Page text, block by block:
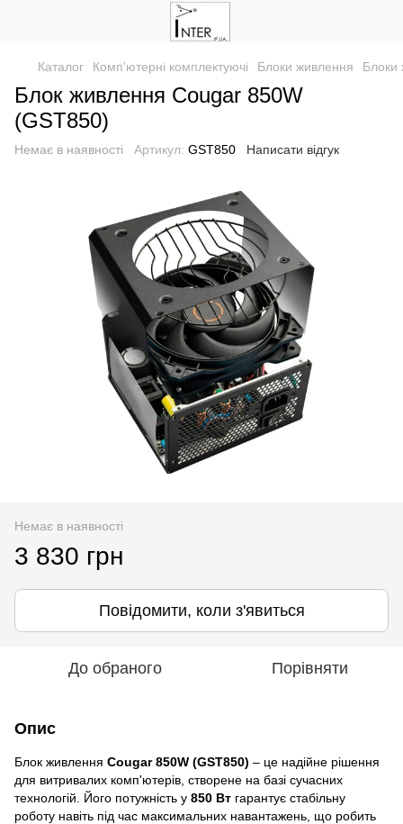
Каталог Комп'ютерні комплектуючі Блоки живлення Блоки
Блок живлення Cougar 850W
(GST850)
Немає в наявності Артикул: GST850 Написати відгук
Немає в наявності
3 830 грн
Повідомити, коли з'явиться
До обраного Порівняти
Опис
Блок живлення Cougar 850W (GST850) – це надійне рішення
для витривалих комп'ютерів, створене на базі сучасних
технологій. Його потужність у 850 Вт гарантує стабільну
роботу навіть під час максимальних навантажень, що робить